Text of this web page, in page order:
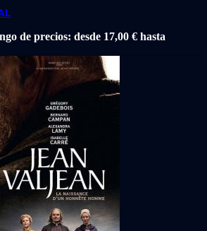
de precios: desde 17,00 € hasta